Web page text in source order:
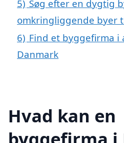
5) Søg efter en dygtig
omkringliggende byer
6) Find et byggefirma i
Danmark
Hvad kan en